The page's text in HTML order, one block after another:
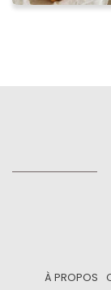
À PROPOS